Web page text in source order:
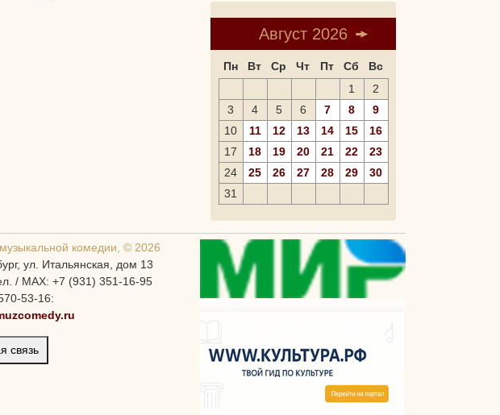
Август 2026
Пн Вт Ср Чт Пт Сб
Вс
1
2
3
4 5 6 7 8
9
10
11 12 13 14 15
16
17
18 19 20 21 22
23
24
25 26 27 28 29
30
31
комедии, © 2026
ул. Итальянская, дом 13
/ MAX: +7 (931) 351-16-95
53-16:
связь